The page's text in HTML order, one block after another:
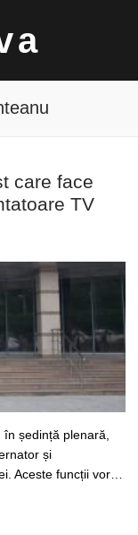
care face
TV
ședință plenară,
și
Aceste funcții vor…